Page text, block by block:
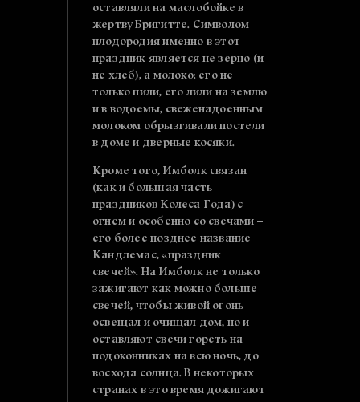
оставляли на маслобойке в
жертву Бригитте. Символом
плодородия именно в этот
праздник является не зерно (и
не хлеб), а молоко: его не
только пили, его лили на землю
и в водоемы, свеженадоенным
молоком обрызгивали постели
в доме и дверные косяки.
Кроме того, Имболк связан
(как и большая часть
праздников Колеса Года) с
огнем и особенно со свечами –
его более позднее название
Кандлемас, «праздник
свечей». На Имболк не только
зажигают как можно больше
свечей, чтобы живой огонь
освещал и очищал дом, но и
оставляют свечи гореть на
подоконниках на всю ночь, до
восхода солнца. В некоторых
странах в это время дожигают